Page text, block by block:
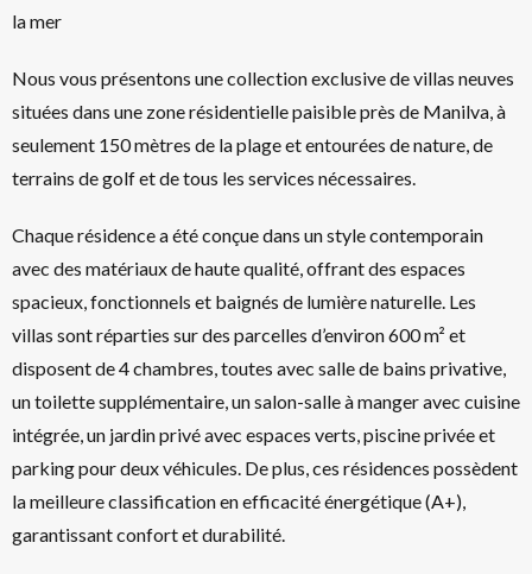
la mer
Nous vous présentons une collection exclusive de villas neuves
situées dans une zone résidentielle paisible près de Manilva, à
seulement 150 mètres de la plage et entourées de nature, de
terrains de golf et de tous les services nécessaires.
Chaque résidence a été conçue dans un style contemporain
avec des matériaux de haute qualité, offrant des espaces
spacieux, fonctionnels et baignés de lumière naturelle. Les
villas sont réparties sur des parcelles d’environ 600 m² et
disposent de 4 chambres, toutes avec salle de bains privative,
un toilette supplémentaire, un salon-salle à manger avec cuisine
intégrée, un jardin privé avec espaces verts, piscine privée et
parking pour deux véhicules. De plus, ces résidences possèdent
la meilleure classification en efficacité énergétique (A+),
garantissant confort et durabilité.